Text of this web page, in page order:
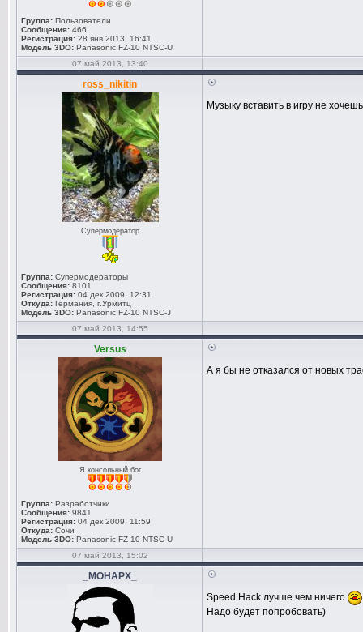
Группа: Пользователи
Сообщения: 466
Регистрация: 28 янв 2013, 16:41
Модель 3DO: Panasonic FZ-10 NTSC-U
07 май 2013, 13:40
ross_nikitin
Супермодератор
Группа: Супермодераторы
Сообщения: 8101
Регистрация: 04 дек 2009, 12:31
Откуда: Германия, г.Урмитц
Модель 3DO: Panasonic FZ-10 NTSC-J
Музыку вставить в игру не
07 май 2013, 14:55
Versus
Я консольный бог
Группа: Разработчики
Сообщения: 9841
Регистрация: 04 дек 2009, 11:59
Откуда: Сочи
Модель 3DO: Panasonic FZ-10 NTSC-U
А я бы не отказался от новых
07 май 2013, 15:02
_MOHAPX_
Speed Hack лучше чем ничего
Надо будет попробовать)